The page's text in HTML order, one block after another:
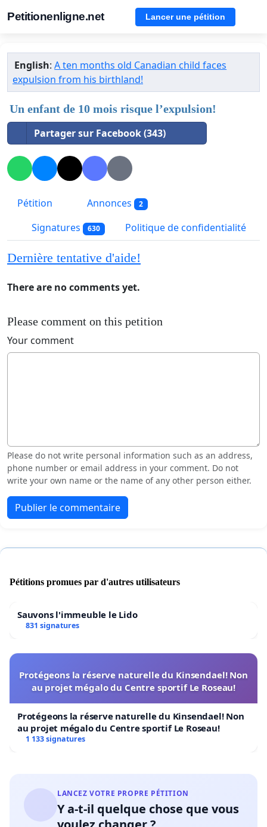
Petitionenligne.net Lancer une pétition
English:A ten months old Canadian child faces
expulsion from his birthland!
Un enfant de 10 mois risque l’expulsion!
Partager sur Facebook (343)
Pétition Annonces 2
Signatures 630 Politique de confidentialité
Dernière tentative d'aide!
There are no comments yet.
Please comment on this petition
Your comment
Please do not write personal information such as an address,
phone number or email address in your comment. Do not
write your own name or the name of any other person either.
Publier le commentaire
Pétitions promues par d'autres utilisateurs
Sauvons l'immeuble le Lido
831 signatures
Protégeons la réserve naturelle du Kinsendael! Non
au projet mégalo du Centre sportif Le Roseau!
Protégeons la réserve naturelle du Kinsendael! Non
au projet mégalo du Centre sportif Le Roseau!
1 133 signatures
LANCEZ VOTRE PROPRE PÉTITION
Y a-t-il quelque chose que vous